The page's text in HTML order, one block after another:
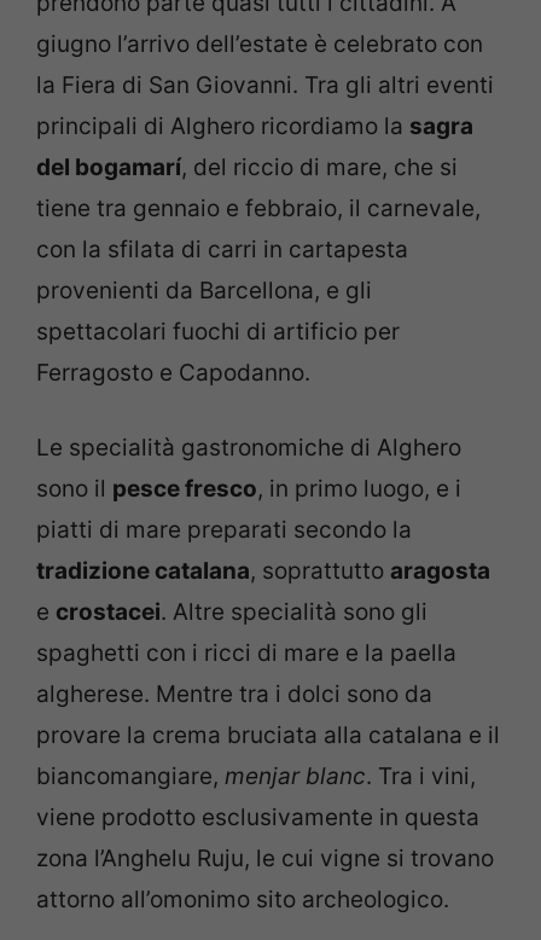
giugno l’arrivo dell’estate è celebrato con
la Fiera di San Giovanni. Tra gli altri eventi
principali di Alghero ricordiamo la sagra
del bogamarí, del riccio di mare, che si
tiene tra gennaio e febbraio, il carnevale,
con la sfilata di carri in cartapesta
provenienti da Barcellona, e gli
spettacolari fuochi di artificio per
Ferragosto e Capodanno.
Le specialità gastronomiche di Alghero
sono il pesce fresco, in primo luogo, e i
piatti di mare preparati secondo la
tradizione catalana, soprattutto aragosta
e crostacei. Altre specialità sono gli
spaghetti con i ricci di mare e la paella
algherese. Mentre tra i dolci sono da
provare la crema bruciata alla catalana e il
biancomangiare, menjar blanc. Tra i vini,
viene prodotto esclusivamente in questa
zona l’Anghelu Ruju, le cui vigne si trovano
attorno all’omonimo sito archeologico.